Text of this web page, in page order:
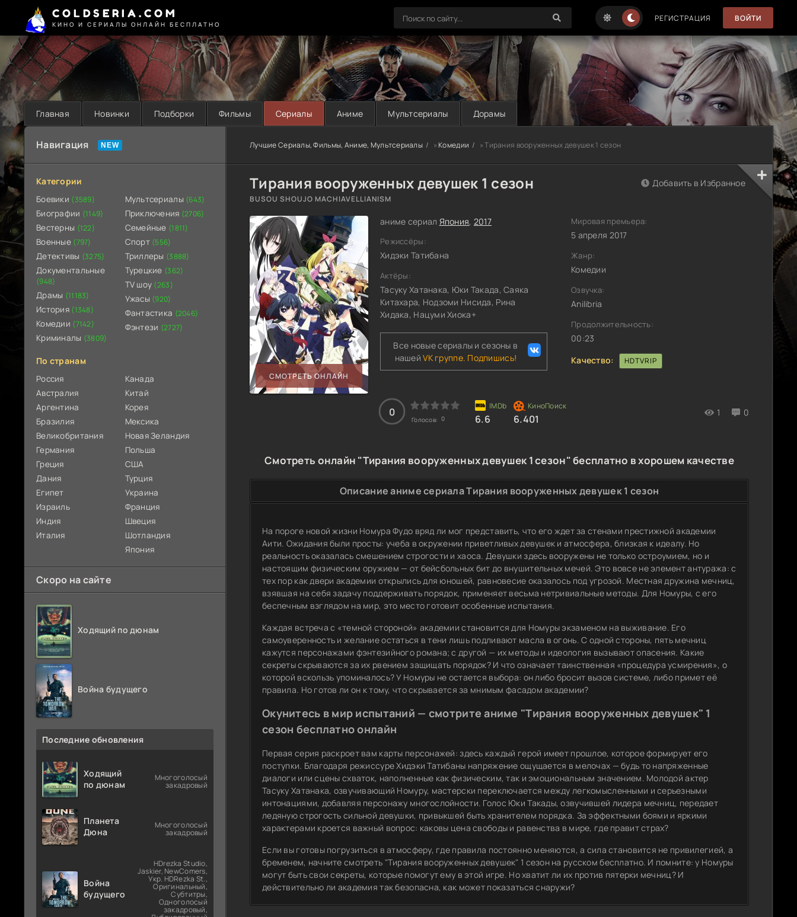
COLDSERIA.COM
КИНО И СЕРИАЛЫ ОНЛАЙН БЕСПЛАТНО
РЕГИСТРАЦИЯ ВОЙТИ
Главная Новинки Подборки Фильмы Сериалы Аниме Мультсериалы Дорамы
Навигация
Категории
Боевики (3589)
Биографии (1149)
Вестерны (122)
Военные (797)
Детективы (3275)
Документальные
(948)
Драмы (11183)
История (1348)
Комедии (7142)
Криминалы (3809)
Мультсериалы (643)
Приключения (2706)
Семейные (1811)
Спорт (556)
Триллеры (3888)
Турецкие (362)
TV шоу (263)
Ужасы (920)
Фантастика (2046)
Фэнтези (2727)
По странам
Россия
Австралия
Аргентина
Бразилия
Великобритания
Германия
Греция
Дания
Египет
Израиль
Индия
Италия
Канада
Китай
Корея
Мексика
Новая Зеландия
Польша
США
Турция
Украина
Франция
Швеция
Шотландия
Япония
Скоро на сайте
Ходящий по дюнам
Война будущего
Последние обновления
Ходящий
по дюнам
Многоголосый
закадровый
Планета
Дюна
Многоголосый
закадровый
Война
будущего
HDrezka Studio,
Jaskier, NewComers,
Укр. HDRezka St.,
Оригинальный,
Субтитры,
Одноголосый
закадровый,
Лучшие Сериалы, Фильмы, Аниме, Мультсериалы »Комедии » Тирания вооруженных девушек 1 сезон
Тирания вооруженных девушек 1 сезон
BUSOU SHOUJO MACHIAVELLIANISM
СМОТРЕТЬ ОНЛАЙН
аниме сериал Япония, 2017
Режиссёры:
Хидэки Татибана
Актёры:
Тасуку Хатанака, Юки Такада, Саяка
Китахара, Нодзоми Нисида, Рина
Хидака, Нацуми Хиока+
Все новые сериалы и сезоны в
нашейVK группе. Подпишись!
0
Голосов: 0 6.6 6.401
1 0
Добавить в Избранное
Мировая премьера:
5 апреля 2017
Жанр:
Комедии
Озвучка:
Anilibria
Продолжительность:
00:23
Качество:
HDTVRIP
Смотреть онлайн "Тирания вооруженных девушек 1 сезон" бесплатно в хорошем качестве
Описание аниме сериала Тирания вооруженных девушек 1 сезон
На пороге новой жизни Номура Фудо вряд ли мог представить, что его ждет за стенами престижной академии
Аити. Ожидания были просты: учеба в окружении приветливых девушек и атмосфера, близкая к идеалу. Но
реальность оказалась смешением строгости и хаоса. Девушки здесь вооружены не только остроумием, но и
настоящим физическим оружием — от бейсбольных бит до внушительных мечей. Это вовсе не элемент антуража: с
тех пор как двери академии открылись для юношей, равновесие оказалось под угрозой. Местная дружина мечниц,
взявшая на себя задачу поддерживать порядок, применяет весьма нетривиальные методы. Для Номуры, с его
беспечным взглядом на мир, это место готовит особенные испытания.
Каждая встреча с «темной стороной» академии становится для Номуры экзаменом на выживание. Его
самоуверенность и желание остаться в тени лишь подливают масла в огонь. С одной стороны, пять мечниц
кажутся персонажами фэнтезийного романа; с другой — их методы и идеология вызывают опасения. Какие
секреты скрываются за их рвением защищать порядок? И что означает таинственная «процедура усмирения», о
которой вскользь упоминалось? У Номуры не остается выбора: он либо бросит вызов системе, либо примет её
правила. Но готов ли он к тому, что скрывается за мнимым фасадом академии?
Окунитесь в мир испытаний — смотрите аниме "Тирания вооруженных девушек" 1
сезон бесплатно онлайн
Первая серия раскроет вам карты персонажей: здесь каждый герой имеет прошлое, которое формирует его
поступки. Благодаря режиссуре Хидэки Татибаны напряжение ощущается в мелочах — будь то напряженные
диалоги или сцены схваток, наполненные как физическим, так и эмоциональным значением. Молодой актер
Тасуку Хатанака, озвучивающий Номуру, мастерски переключается между легкомысленными и серьезными
интонациями, добавляя персонажу многослойности. Голос Юки Такады, озвучившей лидера мечниц, передает
ледяную строгость сильной девушки, привыкшей быть хранителем порядка. За эффектными боями и яркими
характерами кроется важный вопрос: каковы цена свободы и равенства в мире, где правит страх?
Если вы готовы погрузиться в атмосферу, где правила постоянно меняются, а сила становится не привилегией, а
бременем, начните смотреть "Тирания вооруженных девушек" 1 сезон на русском бесплатно. И помните: у Номуры
могут быть свои секреты, которые помогут ему в этой игре. Но хватит ли их против пятерки мечниц? И
действительно ли академия так безопасна, как может показаться снаружи?